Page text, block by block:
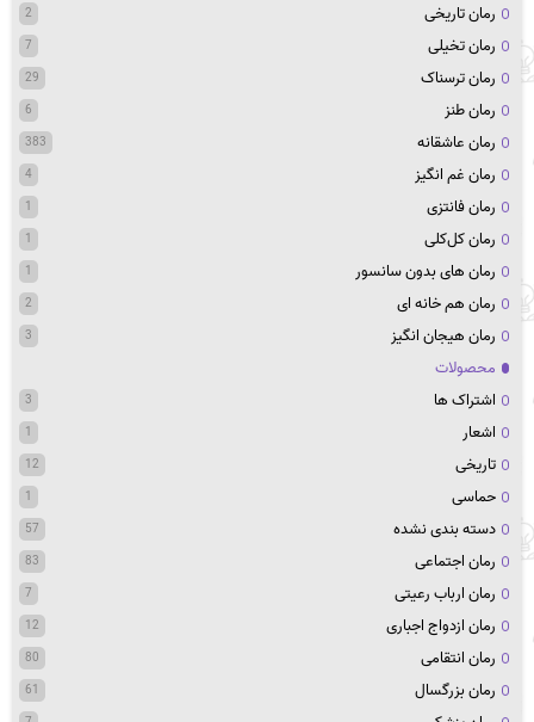
رمان تاریخی 2
رمان تخیلی 7
رمان ترسناک 29
رمان طنز 6
رمان عاشقانه 383
رمان غم انگیز 4
رمان فانتزی 1
رمان کل‌کلی 1
رمان های بدون سانسور 1
رمان هم خانه ای 2
رمان هیجان انگیز 3
محصولات
اشتراک ها
3
اشعار 1
تاریخی 12
حماسی 1
دسته بندی نشده 57
رمان اجتماعی 83
رمان ارباب رعیتی 7
رمان ازدواج اجباری 12
رمان انتقامی 80
رمان بزرگسال 61